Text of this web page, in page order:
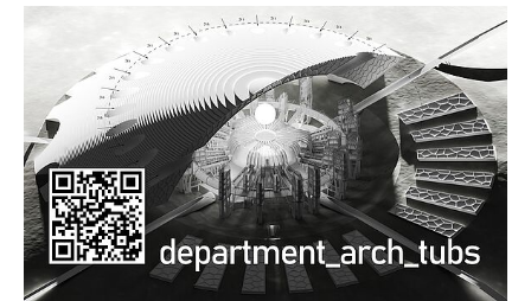
Alumni | cloud club
Dokumente und Downloads